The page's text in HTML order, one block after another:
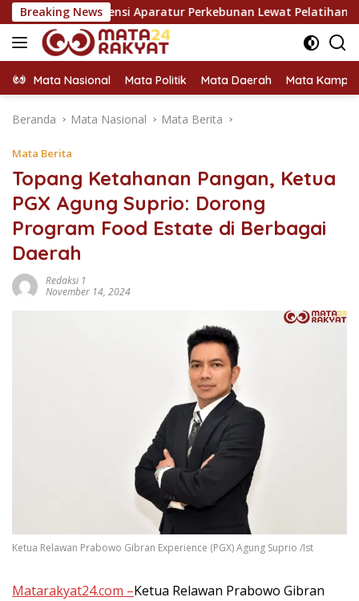
Langsung
ke
konten
Breaking News
Aparatur Perkebunan Lewat Pelatihan Avenza Maps di
Mata Nasional Mata Politik Mata Daerah Mata
Beranda Mata Nasional Mata Berita
Mata Berita
Topang Ketahanan Pangan, Ketua
PGX Agung Suprio: Dorong
Program Food Estate di Berbagai
Daerah
Redaksi 1
November 14, 2024
Ketua Relawan Prabowo Gibran Experience (PGX) Agung Suprio /Ist
Matarakyat24.com –Ketua Relawan Prabowo Gibran